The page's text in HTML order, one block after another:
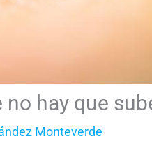
no hay que
Monteverde